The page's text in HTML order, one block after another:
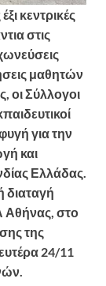
κεντρικές
στις
μαθητών
οι Σύλλογοι
για την
και
Ελλάδας.
διαταγή
στο
της
24/11